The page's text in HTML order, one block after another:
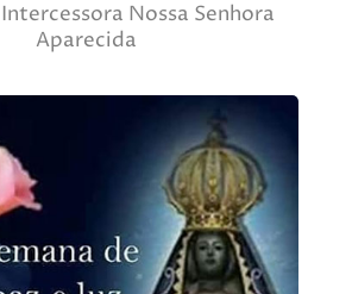
Nossa Senhora
Aparecida